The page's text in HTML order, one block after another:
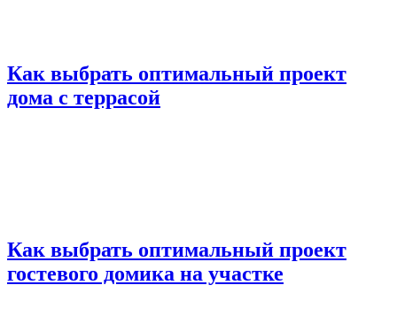
Как выбрать оптимальный проект
дома с террасой
Как выбрать оптимальный проект
гостевого домика на участке